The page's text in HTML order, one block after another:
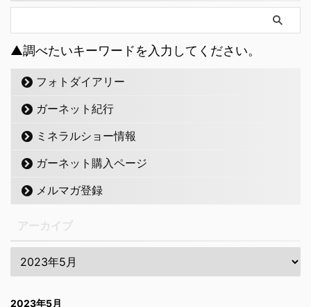
▲調べたいキーワードを入力してください。
フォトダイアリー
ガーネット紀行
ミネラルショー情報
ガーネット購入ページ
メルマガ登録
2023年5月